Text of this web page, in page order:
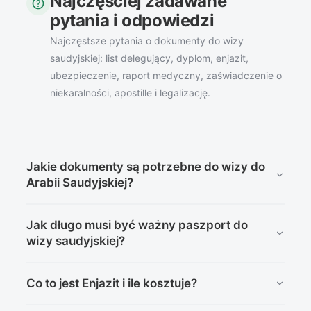
pytania i odpowiedzi
Najczęstsze pytania o dokumenty do wizy
saudyjskiej: list delegujący, dyplom, enjazit,
ubezpieczenie, raport medyczny, zaświadczenie o
niekaralności, apostille i legalizację.
Jakie dokumenty są potrzebne do wizy do
Arabii Saudyjskiej?
pracowniczej zwykle potrzebne są: list delegujący w
języku angielskim, ważny paszport, rejestracja w
przypadków dyplom potwierdzający kwalifikacje,
Jak długo musi być ważny paszport do
wizy saudyjskiej?
planowanej daty wjazdu i mieć wolne strony na wizę i
Co to jest Enjazit i ile kosztuje?